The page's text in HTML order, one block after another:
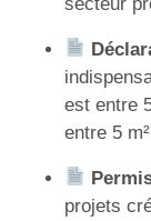
est entre
entre 5
projets